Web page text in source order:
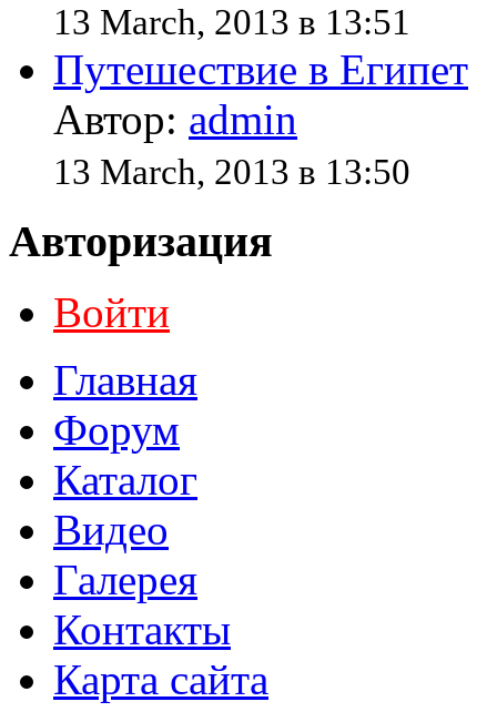
13 March, 2013 в 13:51
Путешествие в Египет
Автор: admin
13 March, 2013 в 13:50
Авторизация
Войти
Главная
Форум
Каталог
Видео
Галерея
Контакты
Карта сайта